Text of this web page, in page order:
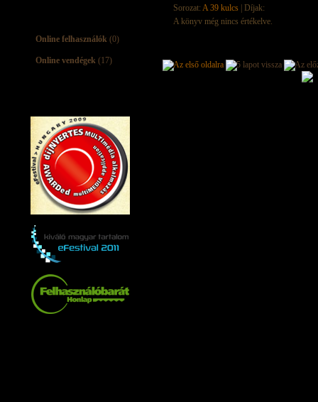
Online felhasználók (0)
Online vendégek (17)
Sorozat: A 39 kulcs | Díjak:
A könyv még nincs értékelve.